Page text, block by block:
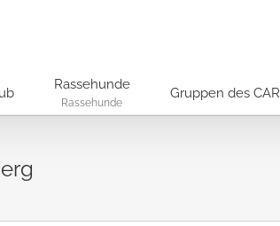
Rassehunde
Rassehunde
Gruppen des CAR